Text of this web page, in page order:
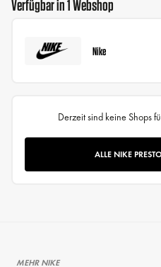
Verfügbar in 1 Webshop
Nike
Derzeit sind keine Shops
ALLE NIKE
MEHR NIKE